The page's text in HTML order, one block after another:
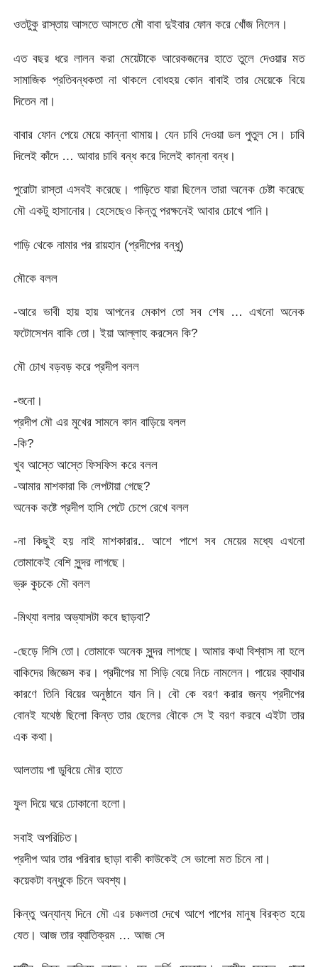
ওতটুকু রাস্তায় আসতে আসতে মৌ বাবা দুইবার ফোন করে খোঁজ নিলেন।
এত বছর ধরে লালন করা মেয়েটাকে আরেকজনের হাতে তুলে দেওয়ার মত
সামাজিক প্রতিবন্ধকতা না থাকলে বোধহয় কোন বাবাই তার মেয়েকে বিয়ে
দিতেন না।
বাবার ফোন পেয়ে মেয়ে কান্না থামায়। যেন চাবি দেওয়া ডল পুতুল সে। চাবি
দিলেই কাঁদে … আবার চাবি বন্ধ করে দিলেই কান্না বন্ধ।
পুরোটা রাস্তা এসবই করেছে। গাড়িতে যারা ছিলেন তারা অনেক চেষ্টা করেছে
মৌ একটু হাসানোর। হেসেছেও কিন্তু পরক্ষনেই আবার চোখে পানি।
গাড়ি থেকে নামার পর রায়হান (প্রদীপের বন্ধু)
মৌকে বলল
-আরে ভাবী হায় হায় আপনের মেকাপ তো সব শেষ … এখনো অনেক
ফটোসেশন বাকি তো। ইয়া আল্লাহ করসেন কি?
মৌ চোখ বড়বড় করে প্রদীপ বলল
-শুনো।
প্রদীপ মৌ এর মুখের সামনে কান বাড়িয়ে বলল
-কি?
খুব আস্তে আস্তে ফিসফিস করে বলল
-আমার মাশকারা কি লেপটায়া গেছে?
অনেক কষ্টে প্রদীপ হাসি পেটে চেপে রেখে বলল
-না কিছুই হয় নাই মাশকারার.. আশে পাশে সব মেয়ের মধ্যে এখনো
তোমাকেই বেশি সুন্দর লাগছে।
ভ্রু কুচকে মৌ বলল
-মিথ্যা বলার অভ্যাসটা কবে ছাড়বা?
-ছেড়ে দিসি তো। তোমাকে অনেক সুন্দর লাগছে। আমার কথা বিশ্বাস না হলে
বাকিদের জিজ্ঞেস কর। প্রদীপের মা সিড়ি বেয়ে নিচে নামলেন। পায়ের ব্যাথার
কারণে তিনি বিয়ের অনুষ্ঠানে যান নি। বৌ কে বরণ করার জন্য প্রদীপের
বোনই যথেষ্ঠ ছিলো কিন্ত তার ছেলের বৌকে সে ই বরণ করবে এইটা তার
এক কথা।
আলতায় পা ডুবিয়ে মৌর হাতে
ফুল দিয়ে ঘরে ঢোকানো হলো।
সবাই অপরিচিত।
প্রদীপ আর তার পরিবার ছাড়া বাকী কাউকেই সে ভালো মত চিনে না।
কয়েকটা বন্ধুকে চিনে অবশ্য।
কিন্তু অন্যান্য দিনে মৌ এর চঞ্চলতা দেখে আশে পাশের মানুষ বিরক্ত হয়ে
যেত। আজ তার ব্যাতিক্রম … আজ সে